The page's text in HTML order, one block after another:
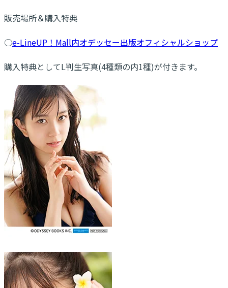
販売場所＆購入特典
○e-LineUP！Mall内オデッセー出版オフィシャルショップ
購入特典としてL判生写真(4種類の内1種)が付きます。